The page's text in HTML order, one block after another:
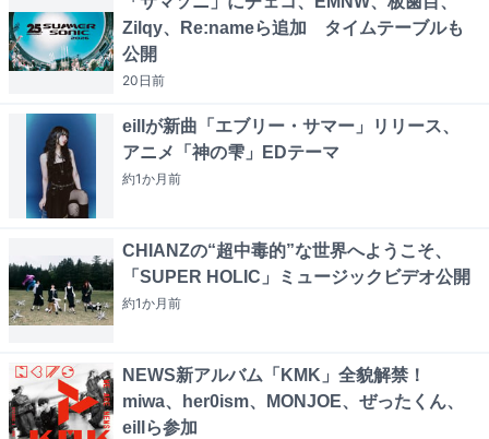
Zilqy、Re:nameら追加 タイムテーブルも
公開
20日前
eillが新曲「エブリー・サマー」リリース、
アニメ「神の雫」EDテーマ
約1か月前
CHIANZの“超中毒的”な世界へようこそ、
「SUPER HOLIC」ミュージックビデオ公開
約1か月前
NEWS新アルバム「KMK」全貌解禁！
miwa、her0ism、MONJOE、ぜったくん、
eillら参加